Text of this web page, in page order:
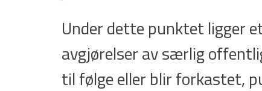
Under dette punktet ligger
avgjørelser av særlig
til følge eller blir forkastet,